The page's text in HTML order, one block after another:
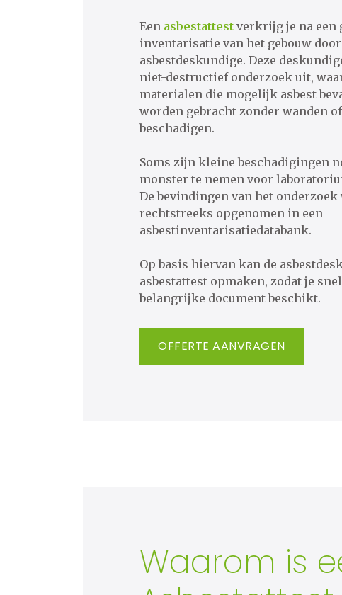
Een asbestattest verkrijg je na een
inventarisatie van het gebouw door
asbestdeskundige. Deze
niet-destructief onderzoek uit,
materialen die mogelijk asbest
worden gebracht zonder wanden
beschadigen.
Soms zijn kleine beschadigingen
monster te nemen voor
De bevindingen van het onderzoek
rechtstreeks opgenomen in een
asbestinventarisatiedatabank.
​​​​​​​Op basis hiervan kan de
asbestattest opmaken, zodat je
belangrijke document beschikt.
OFFERTE AANVRAGEN
Waarom is